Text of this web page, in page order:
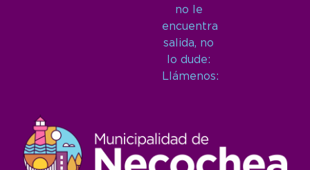
no le
encuentra
salida, no
lo dude:
Llámenos: